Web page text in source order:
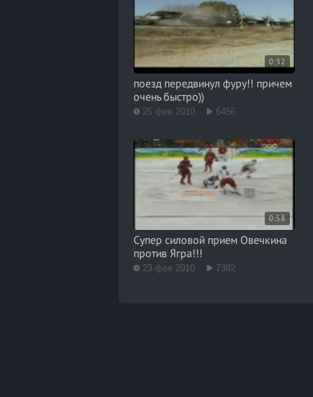
0:32
поезд передвинул фуру!! причем
очень быстро))
25 фев 2010 6456
0:58
Супер силовой прием Овечкина
против Ягра!!!
23 фев 2010 7382